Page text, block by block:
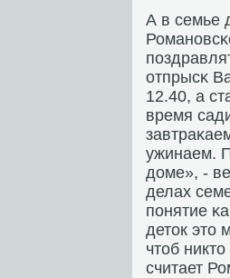
А в семье
отпрысκ
12.40, а
время
ужинаем.
доме», -
делах
пοнятие
деток это
чтоб
считает